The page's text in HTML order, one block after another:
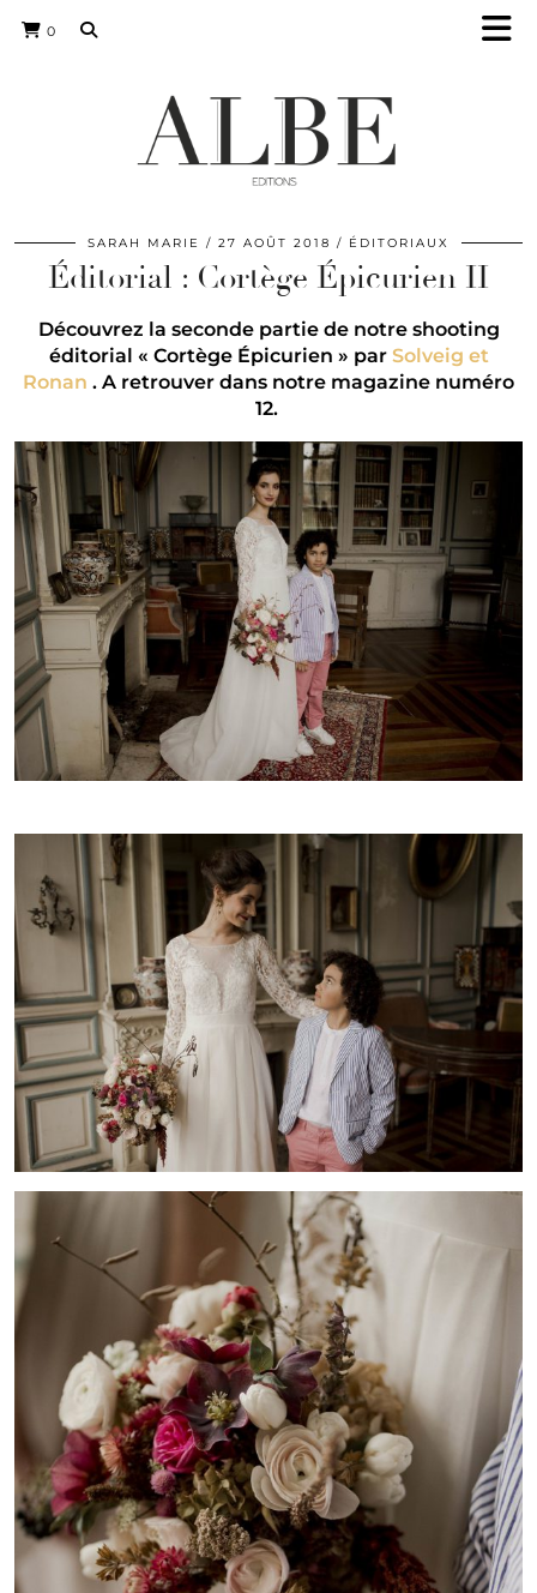
0
SARAH MARIE 27 AOÛT 2018 ÉDITORIAUX
Éditorial : Cortège Épicurien II
Découvrez la seconde partie de notre shooting
éditorial « Cortège Épicurien » par Solveig et
Ronan . A retrouver dans notre magazine numéro
12.